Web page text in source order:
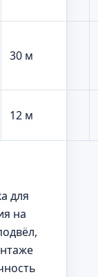
30 м
12 м
для
на